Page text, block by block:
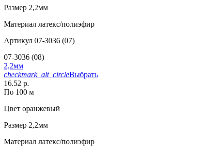
Размер 2,2мм
Материал латекс/полиэфир
Артикул 07-3036 (07)
07-3036 (08)
2,2мм
checkmark_alt_circleВыбрать
16.52 р.
По 100 м
Цвет оранжевый
Размер 2,2мм
Материал латекс/полиэфир